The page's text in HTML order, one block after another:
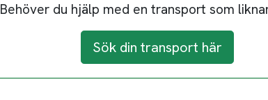
Behöver du hjälp med en transport som
Sök din transport här